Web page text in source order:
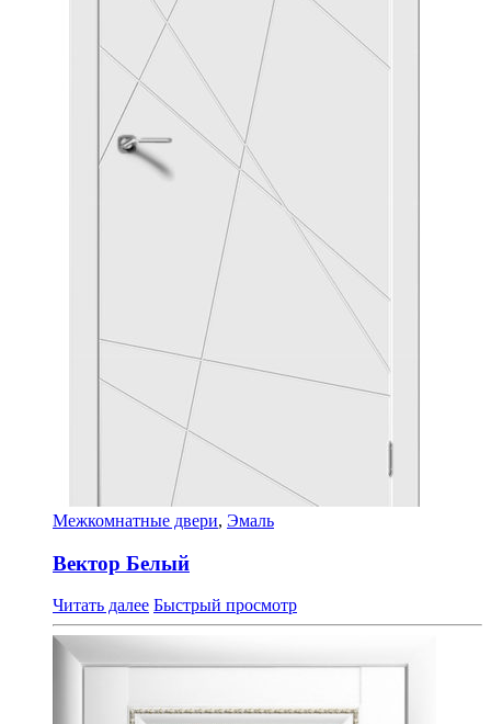
Межкомнатные двери, Эмаль
Вектор Белый
Читать далее Быстрый просмотр